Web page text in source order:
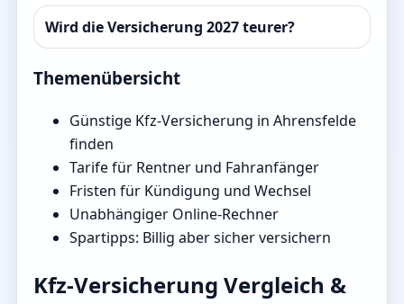
Wird die Versicherung 2027 teurer?
Themenübersicht
Günstige Kfz-Versicherung in Ahrensfelde
finden
Tarife für Rentner und Fahranfänger
Fristen für Kündigung und Wechsel
Unabhängiger Online-Rechner
Spartipps: Billig aber sicher versichern
Kfz-Versicherung Vergleich &